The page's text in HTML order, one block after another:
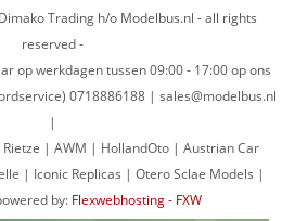
Trading h/o Modelbus.nl - all rights
reserved -
op werkdagen tussen 09:00 - 17:00 op ons
0718886188 | sales@modelbus.nl
|
| AWM | HollandOto | Austrian Car
| Iconic Replicas | Otero Sclae Models |
by: Flexwebhosting - FXW